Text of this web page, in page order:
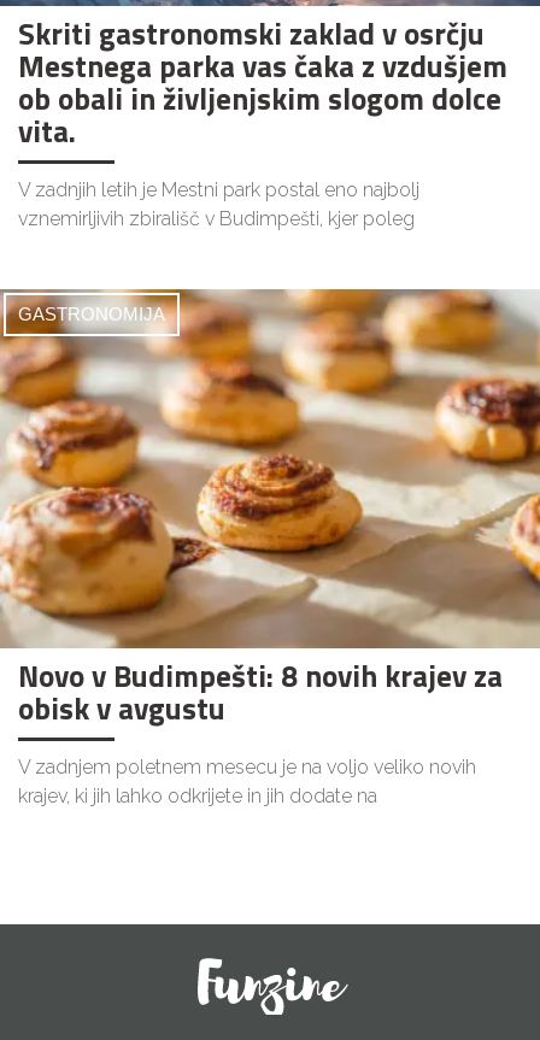
Skriti gastronomski zaklad v osrčju
Mestnega parka vas čaka z vzdušjem
ob obali in življenjskim slogom dolce
vita.
V zadnjih letih je Mestni park postal eno najbolj
vznemirljivih zbirališč v Budimpešti, kjer poleg
GASTRONOMIJA
Novo v Budimpešti: 8 novih krajev za
obisk v avgustu
V zadnjem poletnem mesecu je na voljo veliko novih
krajev, ki jih lahko odkrijete in jih dodate na